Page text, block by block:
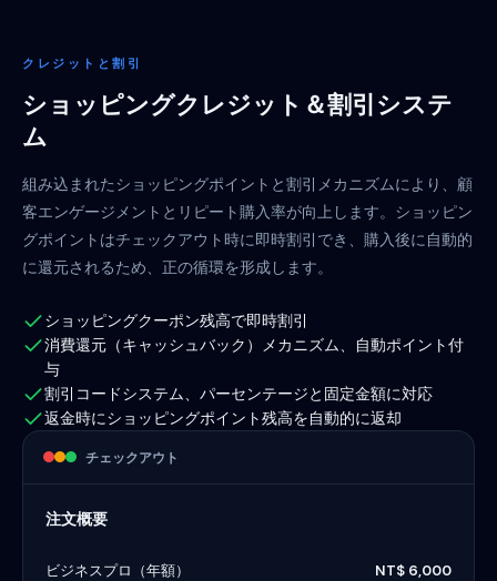
チェックアウト
注文概要
ビジネスプロ（年額） NT$ 6,000
クレジットと割引
ショッピングクレジット＆割引システ
ム
組み込まれたショッピングポイントと割引メカニズムにより、顧
客エンゲージメントとリピート購入率が向上します。ショッピン
グポイントはチェックアウト時に即時割引でき、購入後に自動的
に還元されるため、正の循環を形成します。
ショッピングクーポン残高で即時割引
消費還元（キャッシュバック）メカニズム、自動ポイント付
与
割引コードシステム、パーセンテージと固定金額に対応
返金時にショッピングポイント残高を自動的に返却